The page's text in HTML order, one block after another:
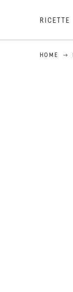
RICETTE
HOME